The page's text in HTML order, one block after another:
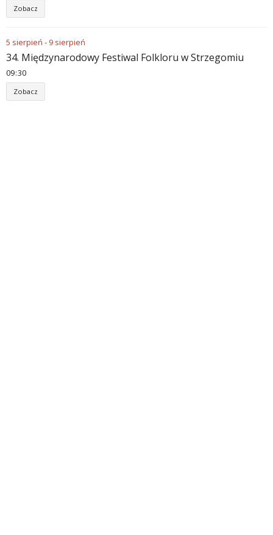
Zobacz
5 sierpień - 9 sierpień
34. Międzynarodowy Festiwal Folkloru w Strzegomiu
09:30
Zobacz